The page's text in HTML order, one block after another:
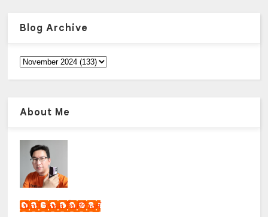
Blog Archive
About Me
เน็กซ์ วรพล ลิ่มศิริวงศ์